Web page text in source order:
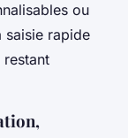
ou
saisie rapide